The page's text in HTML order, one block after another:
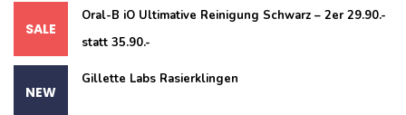
Oral-B iO Ultimative Reinigung Schwarz – 2er 29.90.-
statt 35.90.-
Gillette Labs Rasierklingen